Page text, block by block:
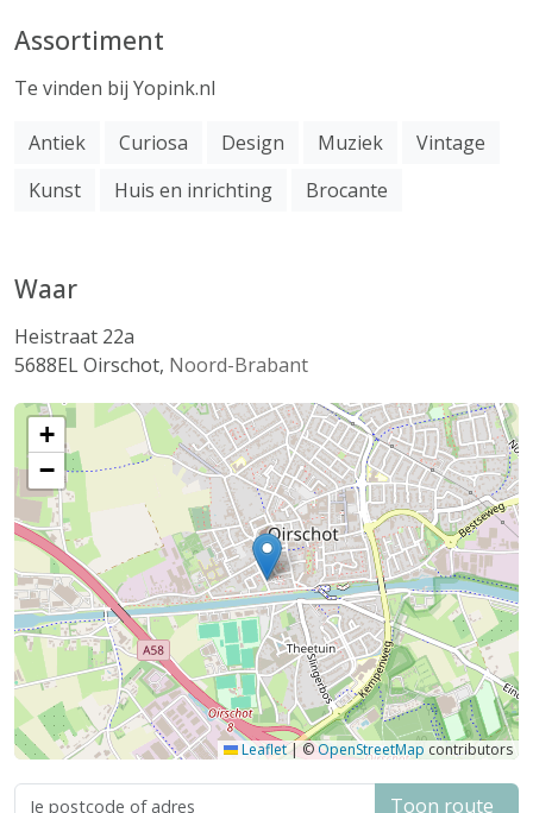
Assortiment
Te vinden bij Yopink.nl
Antiek Curiosa Design Muziek
Vintage
Kunst
Huis en inrichting Brocante
Waar
Heistraat 22a
5688ELOirschot, Noord-Brabant
+
−
Leaflet| ©OpenStreetMap contributors
Toon route